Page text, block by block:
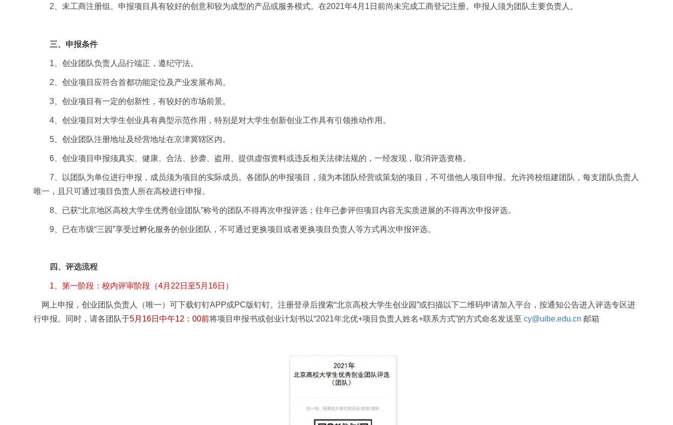
2、未工商注册组。申报项目具有较好的创意和较为成型的产品或服务模式。在2021年4月1日前尚未完成工商登记注册。申报人须为团队主要负责人。
三、申报条件
1、创业团队负责人品行端正，遵纪守法。
2、创业项目应符合首都功能定位及产业发展布局。
3、创业项目有一定的创新性，有较好的市场前景。
4、创业项目对大学生创业具有典型示范作用，特别是对大学生创新创业工作具有引领推动作用。
5、创业团队注册地址及经营地址在京津冀辖区内。
6、创业项目申报须真实、健康、合法、抄袭、盗用、提供虚假资料或违反相关法律法规的，一经发现，取消评选资格。
7、以团队为单位进行申报，成员须为项目的实际成员。各团队的申报项目，须为本团队经营或策划的项目，不可借他人项目申报。允许跨校组建团队，每支团队负责人
唯一，且只可通过项目负责人所在高校进行申报。
8、已获“北京地区高校大学生优秀创业团队”称号的团队不得再次申报评选；往年已参评但项目内容无实质进展的不得再次申报评选。
9、已在市级“三园”享受过孵化服务的创业团队，不可通过更换项目或者更换项目负责人等方式再次申报评选。
四、评选流程
1、第一阶段：校内评审阶段（4月22日至5月16日）
网上申报，创业团队负责人（唯一）可下载钉钉APP或PC版钉钉。注册登录后搜索“北京高校大学生创业园”或扫描以下二维码申请加入平台，按通知公告进入评选专区进
行申报。同时，请各团队于5月16日中午12：00前将项目申报书或创业计划书以“2021年北优+项目负责人姓名+联系方式”的方式命名发送至 cy@uibe.edu.cn 邮箱